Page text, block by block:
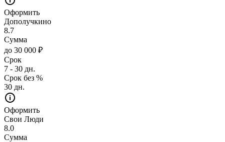
Оформить
Дополучкино
8.7
Сумма
до 30 000 ₽
Срок
7 - 30 дн.
Срок без %
30 дн.
Оформить
Свои Люди
8.0
Сумма